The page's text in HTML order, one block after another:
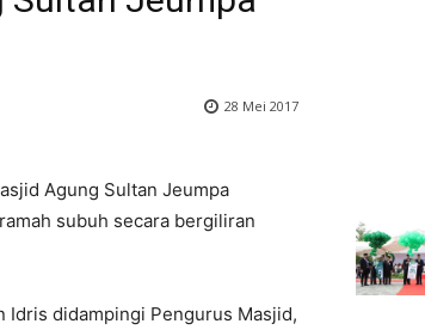
28 Mei 2017
Agung Sultan Jeumpa
subuh secara bergiliran
Idris didampingi Pengurus Masjid,